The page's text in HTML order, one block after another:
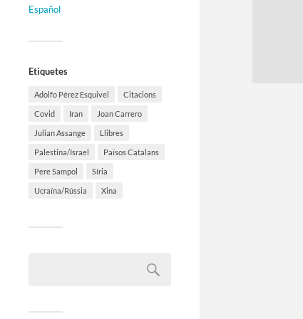
Español
Etiquetes
Adolfo Pérez Esquivel Citacions
Covid Iran Joan Carrero
Julian Assange Llibres
Palestina/Israel Països Catalans
Pere Sampol Síria
Ucraïna/Rússia Xina